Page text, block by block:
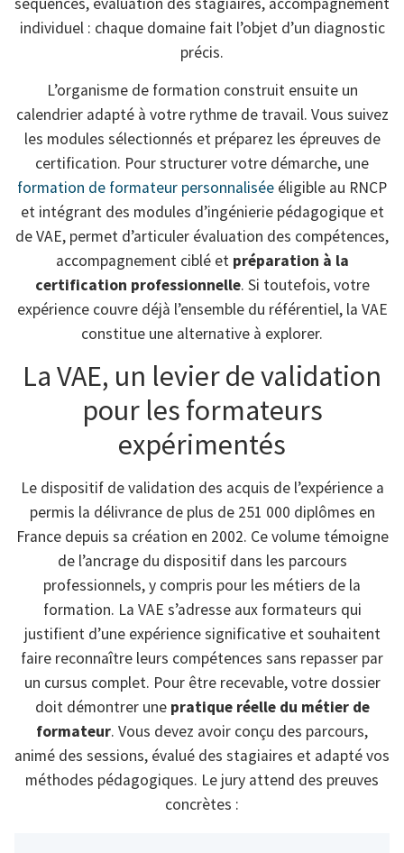
individuel : chaque domaine fait l’objet d’un diagnostic
précis.
L’organisme de formation construit ensuite un
calendrier adapté à votre rythme de travail. Vous suivez
les modules sélectionnés et préparez les épreuves de
certification. Pour structurer votre démarche, une
formation de formateur personnalisée éligible au RNCP
et intégrant des modules d’ingénierie pédagogique et
de VAE, permet d’articuler évaluation des compétences,
accompagnement ciblé et préparation à la
certification professionnelle. Si toutefois, votre
expérience couvre déjà l’ensemble du référentiel, la VAE
constitue une alternative à explorer.
La VAE, un levier de validation
pour les formateurs
expérimentés
Le dispositif de validation des acquis de l’expérience a
permis la délivrance de plus de 251 000 diplômes en
France depuis sa création en 2002. Ce volume témoigne
de l’ancrage du dispositif dans les parcours
professionnels, y compris pour les métiers de la
formation. La VAE s’adresse aux formateurs qui
justifient d’une expérience significative et souhaitent
faire reconnaître leurs compétences sans repasser par
un cursus complet. Pour être recevable, votre dossier
doit démontrer une pratique réelle du métier de
formateur. Vous devez avoir conçu des parcours,
animé des sessions, évalué des stagiaires et adapté vos
méthodes pédagogiques. Le jury attend des preuves
concrètes :